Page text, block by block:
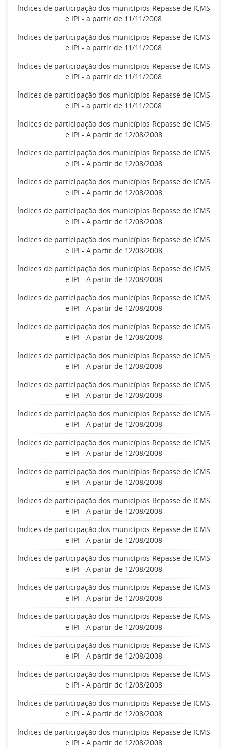
Índices de participação dos municípios Repasse de ICMS
e IPI - a partir de 11/11/2008
Índices de participação dos municípios Repasse de ICMS
e IPI - a partir de 11/11/2008
Índices de participação dos municípios Repasse de ICMS
e IPI - a partir de 11/11/2008
Índices de participação dos municípios Repasse de ICMS
e IPI - a partir de 11/11/2008
Índices de participação dos municípios Repasse de ICMS
e IPI - A partir de 12/08/2008
Índices de participação dos municípios Repasse de ICMS
e IPI - A partir de 12/08/2008
Índices de participação dos municípios Repasse de ICMS
e IPI - A partir de 12/08/2008
Índices de participação dos municípios Repasse de ICMS
e IPI - A partir de 12/08/2008
Índices de participação dos municípios Repasse de ICMS
e IPI - A partir de 12/08/2008
Índices de participação dos municípios Repasse de ICMS
e IPI - A partir de 12/08/2008
Índices de participação dos municípios Repasse de ICMS
e IPI - A partir de 12/08/2008
Índices de participação dos municípios Repasse de ICMS
e IPI - A partir de 12/08/2008
Índices de participação dos municípios Repasse de ICMS
e IPI - A partir de 12/08/2008
Índices de participação dos municípios Repasse de ICMS
e IPI - A partir de 12/08/2008
Índices de participação dos municípios Repasse de ICMS
e IPI - A partir de 12/08/2008
Índices de participação dos municípios Repasse de ICMS
e IPI - A partir de 12/08/2008
Índices de participação dos municípios Repasse de ICMS
e IPI - A partir de 12/08/2008
Índices de participação dos municípios Repasse de ICMS
e IPI - A partir de 12/08/2008
Índices de participação dos municípios Repasse de ICMS
e IPI - A partir de 12/08/2008
Índices de participação dos municípios Repasse de ICMS
e IPI - A partir de 12/08/2008
Índices de participação dos municípios Repasse de ICMS
e IPI - A partir de 12/08/2008
Índices de participação dos municípios Repasse de ICMS
e IPI - A partir de 12/08/2008
Índices de participação dos municípios Repasse de ICMS
e IPI - A partir de 12/08/2008
Índices de participação dos municípios Repasse de ICMS
e IPI - A partir de 12/08/2008
Índices de participação dos municípios Repasse de ICMS
e IPI - A partir de 12/08/2008
Índices de participação dos municípios Repasse de ICMS
e IPI - A partir de 12/08/2008